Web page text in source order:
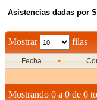
Asistencias dadas por
Mostrar filas
Fecha
Mostrando 0 a 0 de 0